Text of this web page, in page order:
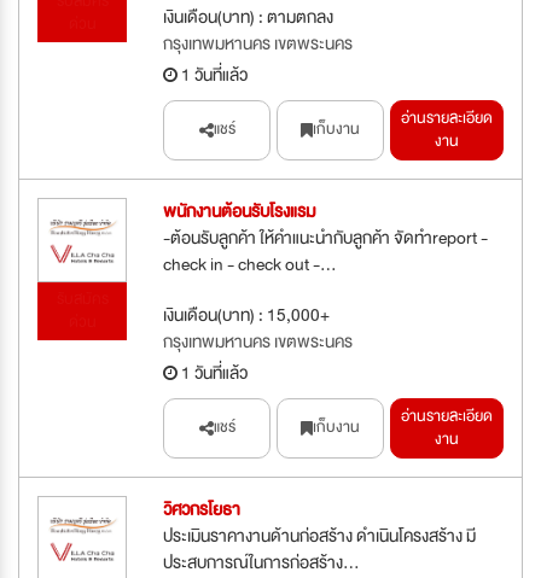
เงินเดือน(บาท) : ตามตกลง
กรุงเทพมหานคร เขตพระนคร
1 วันที่แล้ว
แชร์ เก็บงาน
อ่านรายละเอียด
งาน
พนักงานต้อนรับโรงแรม
-ต้อนรับลูกค้า ให้คำแนะนำกับลูกค้า จัดทำreport -
check in - check out -...
เงินเดือน(บาท) : 15,000+
กรุงเทพมหานคร เขตพระนคร
1 วันที่แล้ว
แชร์ เก็บงาน
อ่านรายละเอียด
งาน
วิศวกรโยธา
ประเมินราคางานด้านก่อสร้าง ดำเนินโครงสร้าง มี
ประสบการณ์ในการก่อสร้าง...